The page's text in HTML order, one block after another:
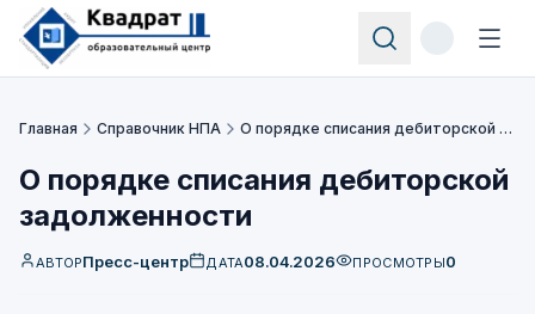
Главная Справочник НПА О порядке списания дебиторской задолженности
О порядке списания дебиторской
задолженности
АВТОРПресс-центр ДАТА08.04.2026 ПРОСМОТРЫ0